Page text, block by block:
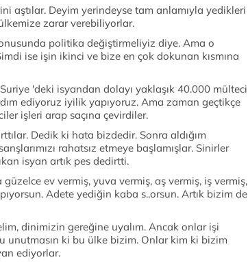
aştılar. Deyim yerindeyse tam anlamıyla yedikleri
zarar verebiliyorlar.
politika değiştirmeliyiz diye. Ama o
ise işin ikinci ve bize en çok dokunan kısmına
'deki isyandan dolayı yaklaşık 40.000 mülteci
ediyoruz iyilik yapıyoruz. Ama zaman geçtikçe
işleri arap saçına çevirdiler.
Dedik ki hata bizdedir. Sonra aldığım
rahatsız etmeye başlamışlar. Sinirler
isyan artık pes dedirtti.
güzelce ev vermiş, yuva vermiş, aş vermiş, iş vermiş,
Adete yediğin kaba s..orsun. Artık bizim de
dinimizin gereğine uyalım. Ancak onlar işi
unutmasın ki bu ülke bizim. Onlar kim ki bizim
ediyorlar.